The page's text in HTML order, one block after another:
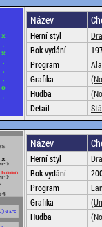
Název
Herní styl
Rok vydání
Program
Grafika
Hudba
Detail
Název
Herní styl
Rok vydání
Program
Grafika
Hudba